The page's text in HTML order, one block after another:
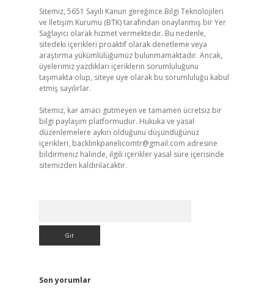
Sitemiz, 5651 Sayılı Kanun gereğince Bilgi Teknolojileri
ve İletişim Kurumu (BTK) tarafından onaylanmış bir Yer
Sağlayıcı olarak hizmet vermektedir. Bu nedenle,
sitedeki içerikleri proaktif olarak denetleme veya
araştırma yükümlülüğümüz bulunmamaktadır. Ancak,
üyelerimiz yazdıkları içeriklerin sorumluluğunu
taşımakta olup, siteye üye olarak bu sorumluluğu kabul
etmiş sayılırlar.
Sitemiz, kar amacı gütmeyen ve tamamen ücretsiz bir
bilgi paylaşım platformudur. Hukuka ve yasal
düzenlemelere aykırı olduğunu düşündüğünüz
içerikleri, backlinkpanelicomtr@gmail.com adresine
bildirmeniz halinde, ilgili içerikler yasal süre içerisinde
sitemizden kaldırılacaktır.
Son yorumlar